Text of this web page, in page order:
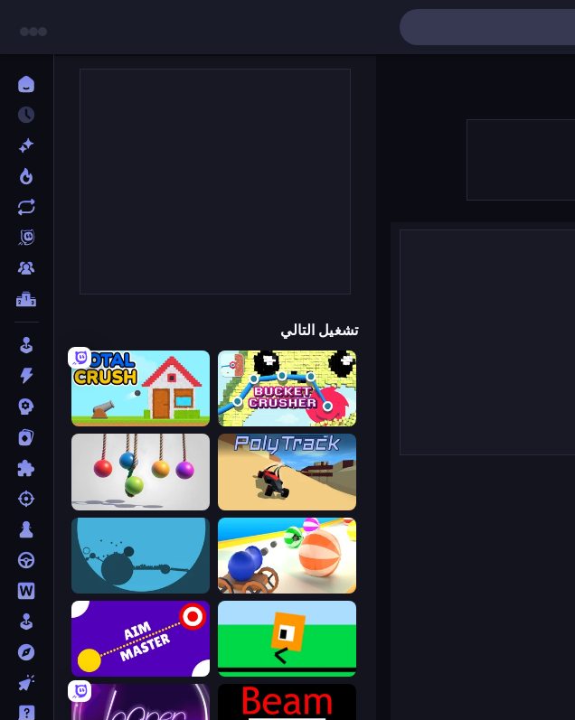
تشغيل التالي
Bucket Crusher
Total Crush
PolyTrack
Pendulum Master
Ball Blaster
circloO
Oh, flip!
Aim Master